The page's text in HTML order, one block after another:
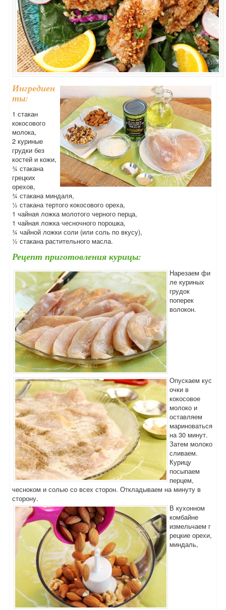
Ингредиен
ты:
1 стакан
кокосового
молока,
2 куриные
грудки без
костей и кожи,
¾ стакана
грецких
орехов,
¾ стакана миндаля,
½ стакана тертого кокосового ореха,
1 чайная ложка молотого черного перца,
1 чайная ложка чесночного порошка,
¾ чайной ложки соли (или соль по вкусу),
½ стакана растительного масла.
Рецепт приготовления курицы:
Нарезаем фи
ле куриных
грудок
поперек
волокон.
Опускаем кус
очки в
кокосовое
молоко и
оставляем
мариноваться
на 30 минут.
Затем молоко
сливаем.
Курицу
посыпаем
перцем,
чесноком и солью со всех сторон. Откладываем на минуту в
сторону.
В кухонном
комбайне
измельчаем г
рецкие орехи,
миндаль,